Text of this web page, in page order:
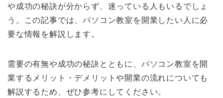
や成功の秘訣が分からず、迷っている人もいるでしょ
う。この記事では、パソコン教室を開業したい人に必
要な情報を解説します。
需要の有無や成功の秘訣とともに、パソコン教室を開
業するメリット・デメリットや開業の流れについても
解説するため、ぜひ参考にしてください。